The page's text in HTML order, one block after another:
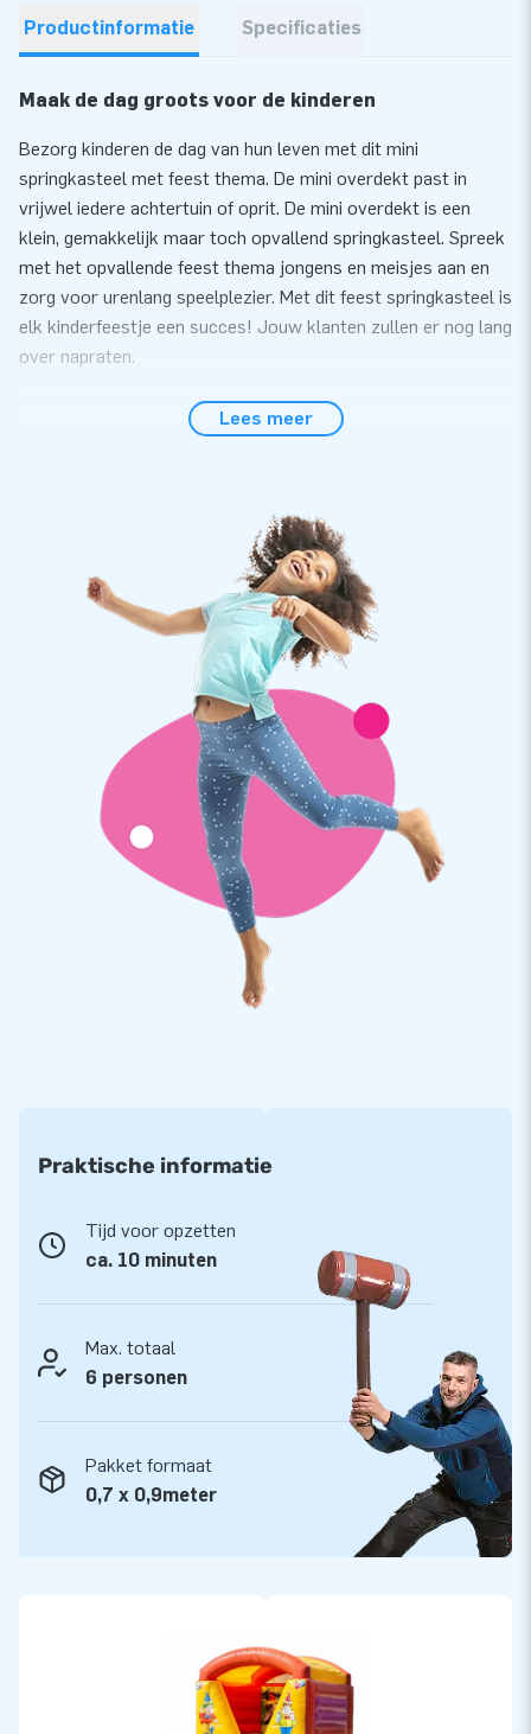
Productinformatie Specificaties
Maak de dag groots voor de kinderen
Bezorg kinderen de dag van hun leven met dit mini
springkasteel met feest thema. De mini overdekt past in
vrijwel iedere achtertuin of oprit. De mini overdekt is een
klein, gemakkelijk maar toch opvallend springkasteel. Spreek
met het opvallende feest thema jongens en meisjes aan en
zorg voor urenlang speelplezier. Met dit feest springkasteel is
elk kinderfeestje een succes! Jouw klanten zullen er nog lang
over napraten.
of buurtfeest. Het mini springkasteel wordt compact in één
deel geleverd en is daardoor gemakkelijk te transporteren.
De inflatable wordt geleverd inclusief blower,
verankeringsmateriaal, transportzak, en een duidelijke
handleiding. Alles compleet voor een mooie beleving.
Kwaliteit en Garantie
JB springkastelen zijn op meerdere punten verstevigd en
meervoudig gestikt en zijn gemaakt van sterk, hoge kwaliteit
PVC. Ze zijn daardoor duurzaam en eenvoudig schoon te
houden. Het mini springkasteel wordt tevens door JB
geleverd met 5 jaar garantie. Hierdoor lever jij met dit
product jarenlang optimaal speelplezier.
Koop dit unieke mini springkasteel met feest thema en
bezorg jouw klanten de dag van hun leven!
Meer dan 15.000 klanten kozen ook voor JB
van onze professionele service en levering. Zij noemen ons
Lees meer
Praktische informatie
Tijd voor opzetten
ca. 10 minuten
Max. totaal
6 personen
Pakket formaat
0,7 x 0,9meter